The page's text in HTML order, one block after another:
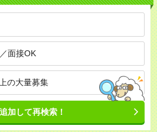
面接OK
の大量募集
追加して再検索！